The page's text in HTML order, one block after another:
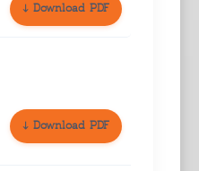
↓ Download PDF
↓ Download PDF